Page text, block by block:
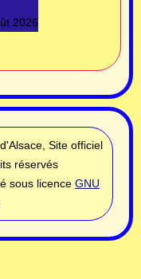
2026
Site officiel
réservés
sous licence GNU